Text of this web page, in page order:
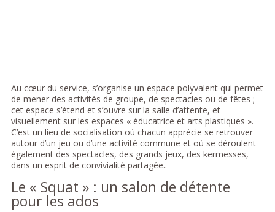
Au cœur du service, s’organise un espace polyvalent qui permet
de mener des activités de groupe, de spectacles ou de fêtes ;
cet espace s’étend et s’ouvre sur la salle d’attente, et
visuellement sur les espaces « éducatrice et arts plastiques ».
C’est un lieu de socialisation où chacun apprécie se retrouver
autour d’un jeu ou d’une activité commune et où se déroulent
également des spectacles, des grands jeux, des kermesses,
dans un esprit de convivialité partagée..
Le « Squat » : un salon de détente
pour les ados